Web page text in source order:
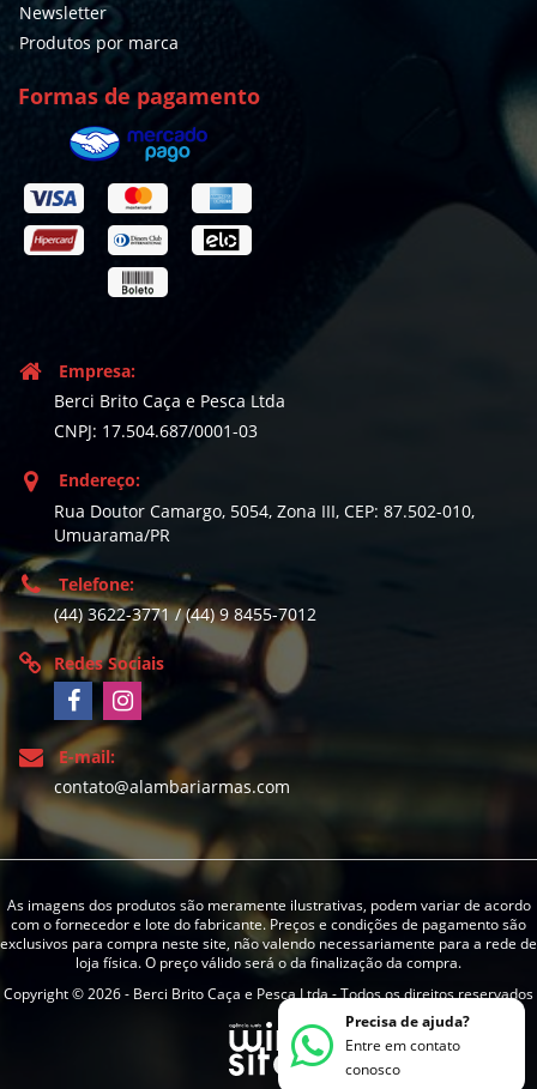
Newsletter
Produtos por marca
Formas de pagamento
Empresa:
Berci Brito Caça e Pesca Ltda
CNPJ: 17.504.687/0001-03
Endereço:
Rua Doutor Camargo, 5054, Zona III, CEP: 87.502-010,
Umuarama/PR
Telefone:
(44) 3622-3771 / (44) 9 8455-7012
Redes Sociais
E-mail:
contato@alambariarmas.com
As imagens dos produtos são meramente ilustrativas, podem variar de acordo
com o fornecedor e lote do fabricante. Preços e condições de pagamento são
exclusivos para compra neste site, não valendo necessariamente para a rede de
loja física. O preço válido será o da finalização da compra.
Copyright © 2026 - Berci Brito Caça e Pesca Ltda - Todos os direitos reservados
Precisa de ajuda?
Entre em contato
conosco